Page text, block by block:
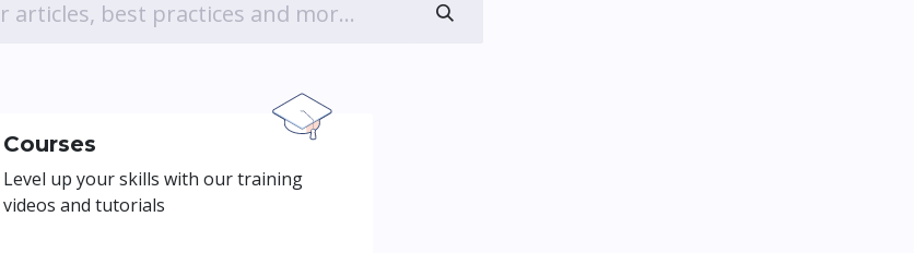
Courses
Level up your skills with our training
videos and tutorials